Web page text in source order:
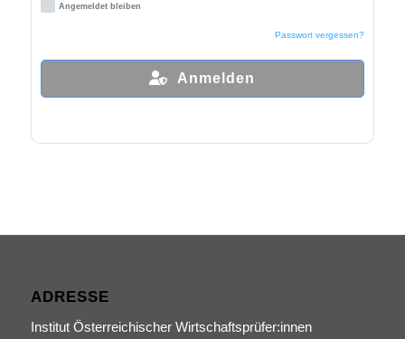
Angemeldet bleiben
Passwort vergessen?
Anmelden
ADRESSE
Institut Österreichischer Wirtschaftsprüfer:innen